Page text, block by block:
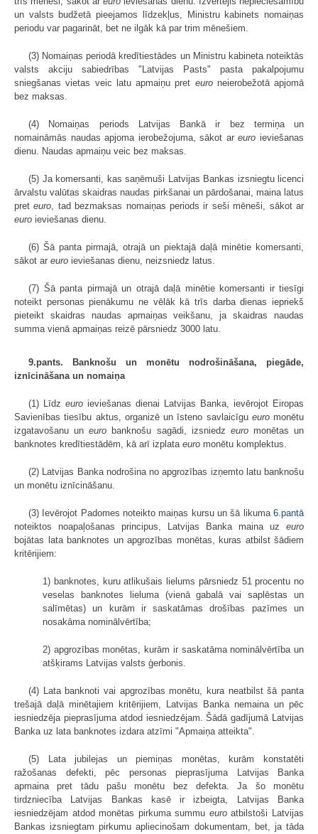
un valsts budžetā pieejamos līdzekļus, Ministru kabinets nomaiņas
periodu var pagarināt, bet ne ilgāk kā par trim mēnešiem.
(3) Nomaiņas periodā kredītiestādes un Ministru kabineta noteiktās
valsts akciju sabiedrības "Latvijas Pasts" pasta pakalpojumu
sniegšanas vietas veic latu apmaiņu pret euroneierobežotā apjomā
bez maksas.
(4) Nomaiņas periods Latvijas Bankā ir bez termiņa un
nomaināmās naudas apjoma ierobežojuma, sākot areuro ieviešanas
dienu. Naudas apmaiņu veic bez maksas.
(5) Ja komersanti, kas saņēmuši Latvijas Bankas izsniegtu licenci
ārvalstu valūtas skaidras naudas pirkšanai un pārdošanai, maina latus
preteuro, tad bezmaksas nomaiņas periods ir seši mēneši, sākot ar
euro ieviešanas dienu.
(6) Šā panta pirmajā, otrajā un piektajā daļā minētie komersanti,
sākot ar euro ieviešanas dienu, neizsniedz latus.
(7) Šā panta pirmajā un otrajā daļā minētie komersanti ir tiesīgi
noteikt personas pienākumu ne vēlāk kā trīs darba dienas iepriekš
pieteikt skaidras naudas apmaiņas veikšanu, ja skaidras naudas
summa vienā apmaiņas reizē pārsniedz 3000 latu.
9.pants. Banknošu un monētu nodrošināšana, piegāde,
iznīcināšana un nomaiņa
(1) Līdz euro ieviešanas dienai Latvijas Banka, ievērojot Eiropas
Savienības tiesību aktus, organizē un īsteno savlaicīgu euromonētu
izgatavošanu uneuro banknošu sagādi, izsniedz euromonētas un
banknotes kredītiestādēm, kā arī izplata euro monētu komplektus.
(2) Latvijas Banka nodrošina no apgrozības izņemto latu banknošu
un monētu iznīcināšanu.
(3) Ievērojot Padomes noteikto maiņas kursu un šā likuma 6.pantā
noteiktos noapaļošanas principus, Latvijas Banka maina uz euro
bojātas lata banknotes un apgrozības monētas, kuras atbilst šādiem
kritērijiem:
1) banknotes, kuru atlikušais lielums pārsniedz 51 procentu no
veselas banknotes lieluma (vienā gabalā vai saplēstas un
salīmētas) un kurām ir saskatāmas drošības pazīmes un
nosakāma nominālvērtība;
2) apgrozības monētas, kurām ir saskatāma nominālvērtība un
atšķirams Latvijas valsts ģerbonis.
(4) Lata banknoti vai apgrozības monētu, kura neatbilst šā panta
trešajā daļā minētajiem kritērijiem, Latvijas Banka nemaina un pēc
iesniedzēja pieprasījuma atdod iesniedzējam. Šādā gadījumā Latvijas
Banka uz lata banknotes izdara atzīmi "Apmaiņa atteikta".
(5) Lata jubilejas un piemiņas monētas, kurām konstatēti
ražošanas defekti, pēc personas pieprasījuma Latvijas Banka
apmaina pret tādu pašu monētu bez defekta. Ja šo monētu
tirdzniecība Latvijas Bankas kasē ir izbeigta, Latvijas Banka
iesniedzējam atdod monētas pirkuma summu euroatbilstoši Latvijas
Bankas izsniegtam pirkumu apliecinošam dokumentam, bet, ja tāda